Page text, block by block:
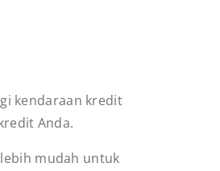
kendaraan kredit
Anda.
mudah untuk